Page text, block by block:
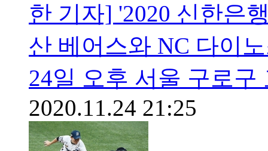
한 기자] '2020 신한은
산 베어스와 NC 다이
24일 오후 서울 구로
2020.11.24 21:25